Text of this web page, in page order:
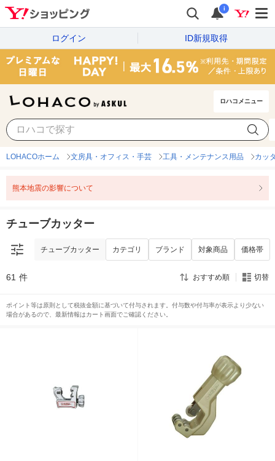
i
ログイン ID新規取得
ロハコメニュー
チューブカッター 価格帯
LOHACOホーム 文房具・オフィス・手芸 工具・メンテナンス用品 カッ
熊本地震の影響について
チューブカッター
チューブカッター カテゴリ ブランド 対象商品 価格帯
61 件 おすすめ順 切替
ポイント等は原則として税抜金額に基づいて付与されます。付与数や付与率が表示より少ない
場合があるので、最新情報はカート画面でご確認ください。